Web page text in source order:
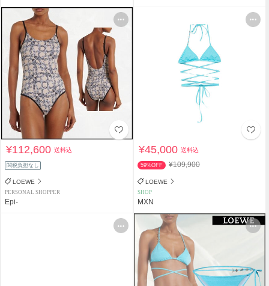
¥112,600送料込
関税負担なし
LOEWE
PERSONAL SHOPPER
Epi-
¥45,000送料込
59%OFF ¥109,900
LOEWE
SHOP
MXN